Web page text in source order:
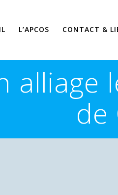
L’APCOS CONTACT &
de